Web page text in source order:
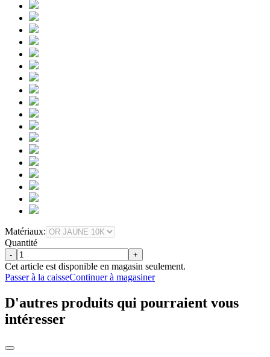
Matériaux:
Quantité
- +
Cet article est disponible en magasin seulement.
Passer à la caisseContinuer à magasiner
D'autres produits qui pourraient vous
intéresser